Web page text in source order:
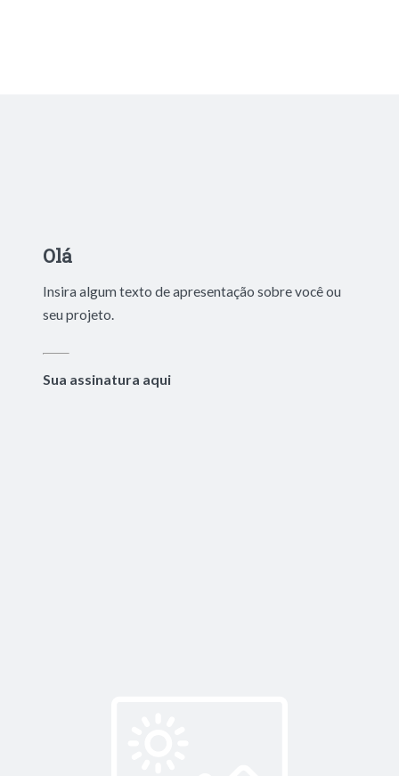
Olá
Insira algum texto de apresentação sobre você ou
seu projeto.
Sua assinatura aqui